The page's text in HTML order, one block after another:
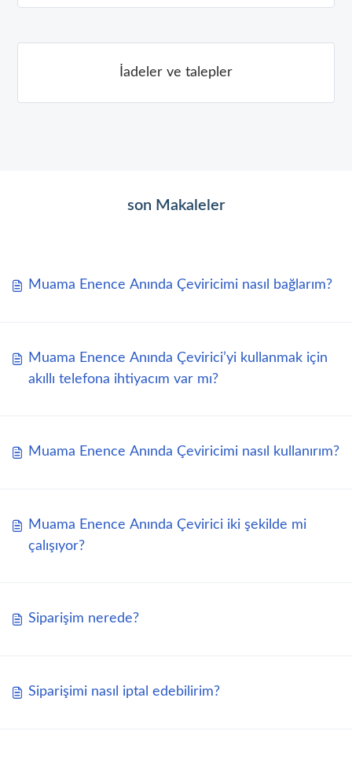
İadeler ve talepler
son Makaleler
Muama Enence Anında Çeviricimi nasıl bağlarım?
Muama Enence Anında Çevirici’yi kullanmak için
akıllı telefona ihtiyacım var mı?
Muama Enence Anında Çeviricimi nasıl kullanırım?
Muama Enence Anında Çevirici iki şekilde mi
çalışıyor?
Siparişim nerede?
Siparişimi nasıl iptal edebilirim?